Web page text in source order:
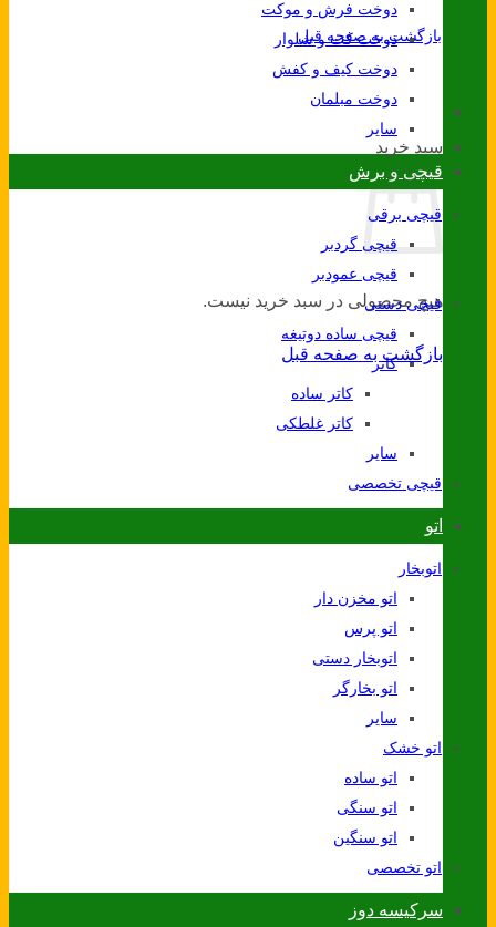
بازگشت به صفحه قبل
سبد خرید
هیچ محصولی در سبد خرید نیست.
بازگشت به صفحه قبل
دوخت فرش و موکت
دوخت کت و شلوار
دوخت کیف و کفش
دوخت مبلمان
سایر
قیچی و برش
قیچی برقی
قیچی گردبر
قیچی عمودبر
قیچی دستی
قیچی ساده دوتیغه
کاتر
کاتر ساده
کاتر غلطکی
سایر
قیچی تخصصی
اتو
اتوبخار
اتو مخزن دار
اتو پرس
اتوبخار دستی
اتو بخارگر
سایر
اتو خشک
اتو ساده
اتو سنگی
اتو سنگین
اتو تخصصی
سرکیسه دوز